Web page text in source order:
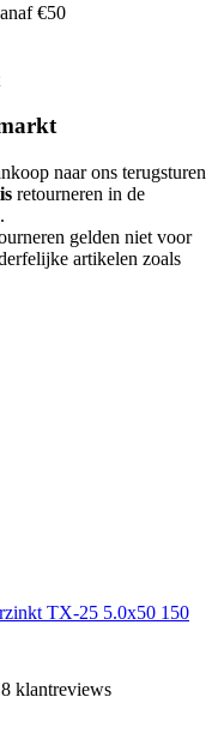
€50
naar ons terugsturen
retourneren in de
.
gelden niet voor
artikelen zoals
TX-25 5.0x50 150
klantreviews